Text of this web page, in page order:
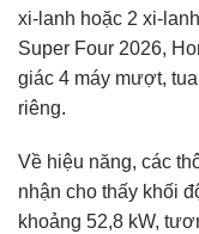
xi-lanh hoặc 2 xi-
Super Four 2026,
giác 4 máy mượt,
riêng.
Về hiệu năng, các
nhận cho thấy khối
khoảng 52,8 kW,